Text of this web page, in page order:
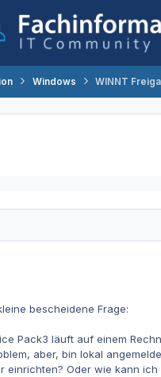
Windows WINNT
bescheidene Frage:
Pack3 läuft auf einem
aber, bin lokal
einrichten? Oder wie kann